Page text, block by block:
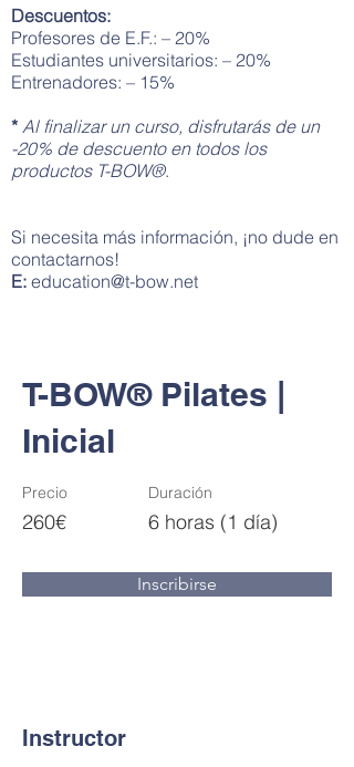
Descuentos:
Profesores de E.F.: – 20%
Estudiantes universitarios: – 20%
Entrenadores: – 15%
* Al finalizar un curso, disfrutarás de un
-20% de descuento en todos los
productos T-BOW®.
Si necesita más información, ¡no dude en
contactarnos!
E: education@t-bow.net
T-BOW® Pilates |
Inicial
Precio
260€
Duración
6 horas (1 día)
Inscribirse
Instructor